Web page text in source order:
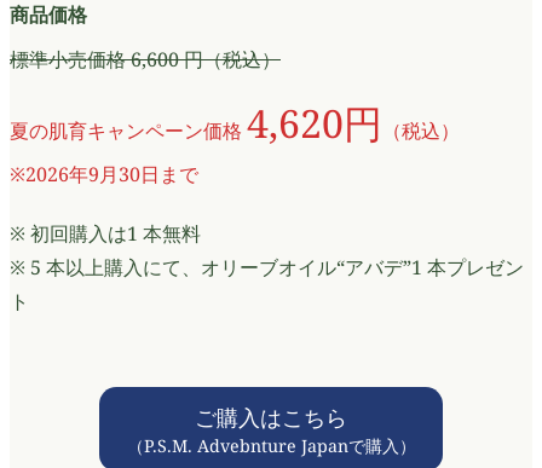
商品価格
標準小売価格 6,600 円（税込）
夏の肌育キャンペーン価格 4,620円 （税込）
※2026年9月30日まで
※ 初回購入は1 本無料
※ 5 本以上購入にて、オリーブオイル“アバデ”1 本プレゼン
ト
ご購入はこちら
（P.S.M. Advebnture Japanで購入）